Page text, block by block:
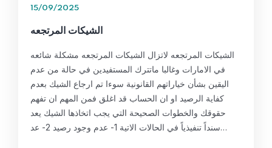
15/09/2025
الشيكات المرتجعه
الشيكات المرتجعه لاتزال الشيكات المرتجعه مشكلة شائعه
في الامارات وغالبا ماتترك المستفيدين في حالة من عدم
اليقين بشأن خياراتهم القانونية سوءا تم ارجاع الشيك بعدم
كفاية الرصيد او ان الحساب قد اغلق فمن المهم ان تفهم
حقوقك والخطوات الصحيحة التي يجب اتخاذها الشيك يعد
سنداً تنفيذياً في الحالات الاتية 1- عدم وجود رصيد 2- عد…